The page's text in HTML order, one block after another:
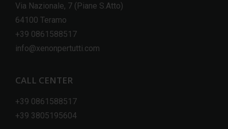
Via Nazionale, 7 (Piane S.Atto)
64100 Teramo
+39 0861588517
info@xenonpertutti.com
CALL CENTER
+39 0861588517
+39 3805195604